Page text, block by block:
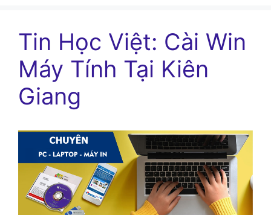
Tin Học Việt: Cài Win
Máy Tính Tại Kiên
Giang